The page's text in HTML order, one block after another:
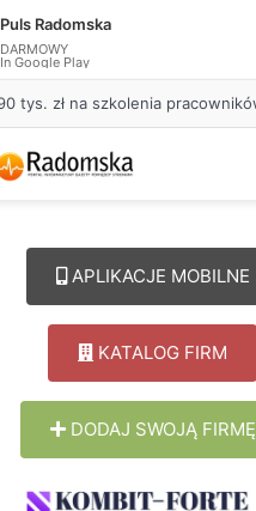
APLIKACJE MOBILNE
KATALOG FIRM
DODAJ SWOJĄ FIRMĘ
Puls Radomska
DARMOWY
In Google Play